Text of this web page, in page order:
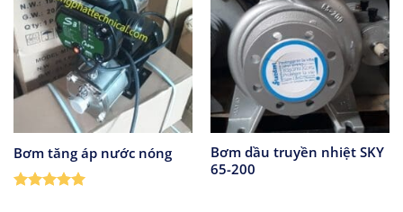
Bơm tăng áp nước nóng
Bơm dầu truyền nhiệt SKY
65-200